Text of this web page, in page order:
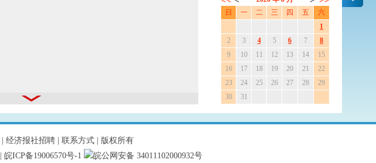
经济报社招聘| 联系方式| 版权所有
皖ICP备19006570号-1 皖公网安备 34011102000932号